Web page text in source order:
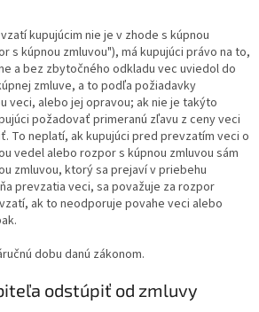
kupujúcim nie je v zhode s kúpnou
s kúpnou zmluvou"), má kupujúci právo na to,
a bez zbytočného odkladu vec uviedol do
zmluve, a to podľa požiadavky
veci, alebo jej opravou; ak nie je takýto
požadovať primeranú zľavu z ceny veci
To neplatí, ak kupujúci pred prevzatím veci o
vedel alebo rozpor s kúpnou zmluvou sám
zmluvou, ktorý sa prejaví v priebehu
prevzatia veci, sa považuje za rozpor
ak to neodporuje povahe veci alebo
dobu danú zákonom.
odstúpiť od zmluvy